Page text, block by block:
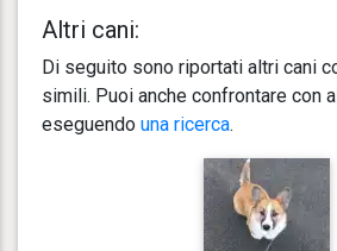
Altri cani:
Di seguito sono riportati altri cani
simili. Puoi anche confrontare con
eseguendo una ricerca.